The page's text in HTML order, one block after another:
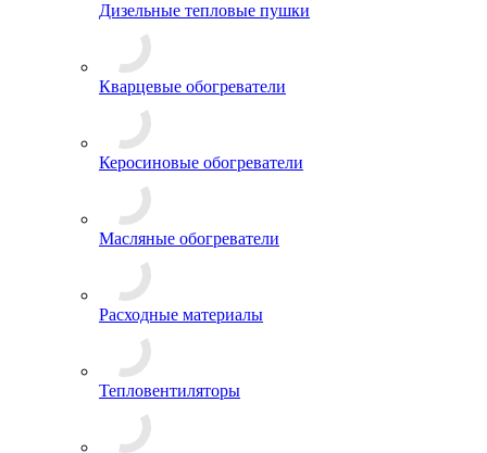
Дизельные тепловые пушки
Кварцевые обогреватели
Керосиновые обогреватели
Масляные обогреватели
Расходные материалы
Тепловентиляторы